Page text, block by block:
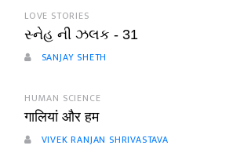
LOVE STORIES
સ્નેહ ની ઝલક - 31
SANJAY SHETH
HUMAN SCIENCE
गालियां और हम
VIVEK RANJAN SHRIVASTAVA